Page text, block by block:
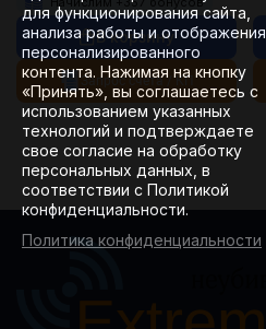
В корзину
Запрос счета / КП
для функционирования сайта,
анализа работы и отображения
персонализированного
контента. Нажимая на кнопку
«Принять», вы соглашаетесь с
использованием указанных
технологий и подтверждаете
свое согласие на обработку
персональных данных, в
соответствии с Политикой
конфиденциальности.
Политика конфиденциальности